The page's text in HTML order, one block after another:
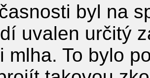
byl na
uvalen určitý
mlha. To bylo